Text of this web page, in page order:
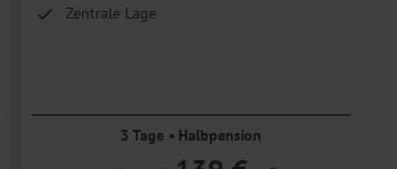
Zentrale Lage
3 Tage • Halbpension